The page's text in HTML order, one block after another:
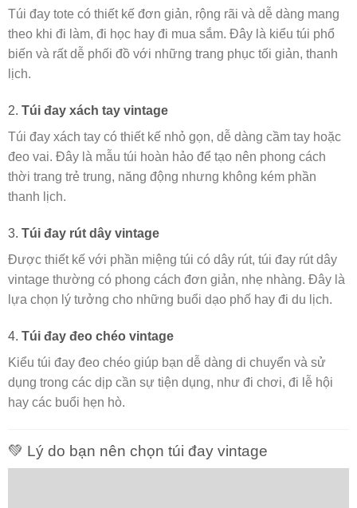
Túi đay tote có thiết kế đơn giản, rộng rãi và dễ dàng mang
theo khi đi làm, đi học hay đi mua sắm. Đây là kiểu túi phổ
biến và rất dễ phối đồ với những trang phục tối giản, thanh
lịch.
2. Túi đay xách tay vintage
Túi đay xách tay có thiết kế nhỏ gọn, dễ dàng cầm tay hoặc
đeo vai. Đây là mẫu túi hoàn hảo để tạo nên phong cách
thời trang trẻ trung, năng động nhưng không kém phần
thanh lịch.
3. Túi đay rút dây vintage
Được thiết kế với phần miệng túi có dây rút, túi đay rút dây
vintage thường có phong cách đơn giản, nhẹ nhàng. Đây là
lựa chọn lý tưởng cho những buổi dạo phố hay đi du lịch.
4. Túi đay đeo chéo vintage
Kiểu túi đay đeo chéo giúp bạn dễ dàng di chuyển và sử
dụng trong các dịp cần sự tiện dụng, như đi chơi, đi lễ hội
hay các buổi hẹn hò.
💚 Lý do bạn nên chọn túi đay vintage